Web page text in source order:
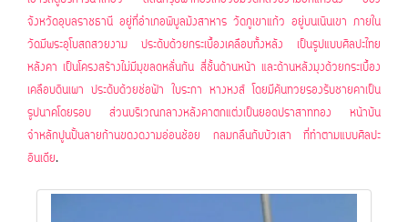
จังหวัดอุบลราชธานี อยู่ที่อำเภอพิบูลมังสาหาร วัดภูเขาแก้ว อยู่บนเนินเขา ภายใน
วัดมีพระอุโบสถสวยงาม ประดับด้วยกระเบื้องเคลือบทั้งหลัง เป็นรูปแบบศิลปะไทย
หลังคา เป็นโครงสร้างไม่มีมุขลดหลั่นกัน สี่ชั้นด้านหน้า และด้านหลังมุงด้วยกระเบื้อง
เคลือบดินเผา ประดับด้วยช่อฟ้า ใบระกา หางหงส์ โดยมีคันทวยรองรับชายคาเป็น
รูปนาคโดยรอบ ส่วนบริเวณกลางหลังคาตกแต่งเป็นยอดปราสาททอง หน้าบัน
จำหลักปูนปั้นลายก้านขดงดงามอ่อนช้อย กลมกลืนกับบัวเสา ที่ทำตามแบบศิลปะ
อินเดีย.